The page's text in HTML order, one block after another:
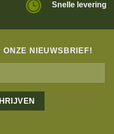
Snelle levering
ONZE NIEUWSBRIEF!